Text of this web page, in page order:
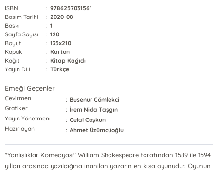
ISBN : 9786257031561
Basım Tarihi
: 2020-08
Baskı
: 1
Sayfa Sayısı
: 120
Boyut
: 135x210
Kapak
: Karton
Kağıt
: Kitap Kağıdı
Yayın Dili
: Türkçe
Emeği Geçenler
Çevirmen : Busenur Çömlekçi
Grafiker
: İrem Nida Taşgın
Yayın Yönetmeni
: Celal Coşkun
Hazırlayan
: Ahmet Üzümcüoğlu
"Yanlışlıklar Komedyası" William Shakespeare tarafından 1589 ile 1594
yılları arasında yazıldığına inanılan yazarın en kısa oyunudur. Oyunun